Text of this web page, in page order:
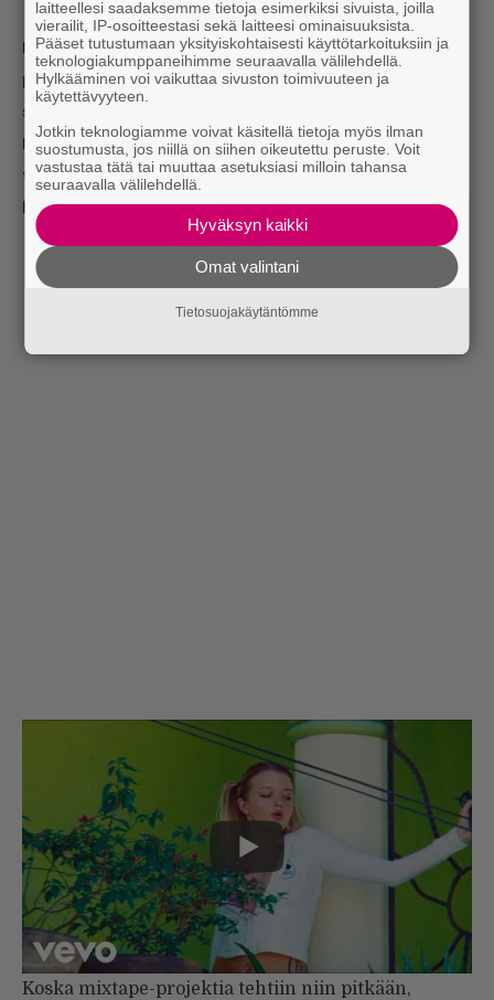
Lue myös: ”Kukaan muu kuin Joalin ei voi tietää
paremmin, mitä Joalin tekee” – Haastattelussa uutta
soolomateriaalia valmisteleva nuori tähti
Lue myös: ”Tajusin vasta vähän aikaa sitten osaavani
tehdä musiikkia, koska nuorempana lauluääntäni
kritisoitiin” – haastattelussa Joalin
Koska mixtape-projektia tehtiin niin pitkään,
laitteellesi saadaksemme tietoja esimerkiksi sivuista, joilla
vierailit, IP-osoitteestasi sekä laitteesi ominaisuuksista.
Pääset tutustumaan yksityiskohtaisesti käyttötarkoituksiin ja
teknologiakumppaneihimme seuraavalla välilehdellä.
Hylkääminen voi vaikuttaa sivuston toimivuuteen ja
käytettävyyteen.
Jotkin teknologiamme voivat käsitellä tietoja myös ilman
suostumusta, jos niillä on siihen oikeutettu peruste. Voit
vastustaa tätä tai muuttaa asetuksiasi milloin tahansa
seuraavalla välilehdellä.
Hyväksyn kaikki
Omat valintani
Tietosuojakäytäntömme